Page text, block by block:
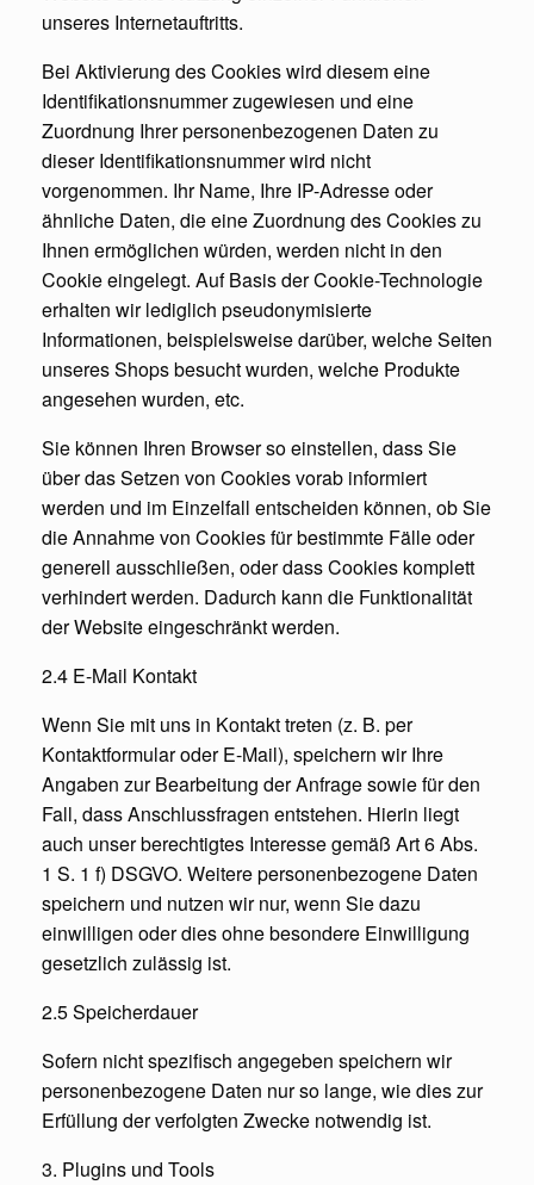
unseres Internetauftritts.
Bei Aktivierung des Cookies wird diesem eine
Identifikationsnummer zugewiesen und eine
Zuordnung Ihrer personenbezogenen Daten zu
dieser Identifikationsnummer wird nicht
vorgenommen. Ihr Name, Ihre IP-Adresse oder
ähnliche Daten, die eine Zuordnung des Cookies zu
Ihnen ermöglichen würden, werden nicht in den
Cookie eingelegt. Auf Basis der Cookie-Technologie
erhalten wir lediglich pseudonymisierte
Informationen, beispielsweise darüber, welche Seiten
unseres Shops besucht wurden, welche Produkte
angesehen wurden, etc.
Sie können Ihren Browser so einstellen, dass Sie
über das Setzen von Cookies vorab informiert
werden und im Einzelfall entscheiden können, ob Sie
die Annahme von Cookies für bestimmte Fälle oder
generell ausschließen, oder dass Cookies komplett
verhindert werden. Dadurch kann die Funktionalität
der Website eingeschränkt werden.
2.4 E-Mail Kontakt
Wenn Sie mit uns in Kontakt treten (z. B. per
Kontaktformular oder E-Mail), speichern wir Ihre
Angaben zur Bearbeitung der Anfrage sowie für den
Fall, dass Anschlussfragen entstehen. Hierin liegt
auch unser berechtigtes Interesse gemäß Art 6 Abs.
1 S. 1 f) DSGVO. Weitere personenbezogene Daten
speichern und nutzen wir nur, wenn Sie dazu
einwilligen oder dies ohne besondere Einwilligung
gesetzlich zulässig ist.
2.5 Speicherdauer
Sofern nicht spezifisch angegeben speichern wir
personenbezogene Daten nur so lange, wie dies zur
Erfüllung der verfolgten Zwecke notwendig ist.
3. Plugins und Tools